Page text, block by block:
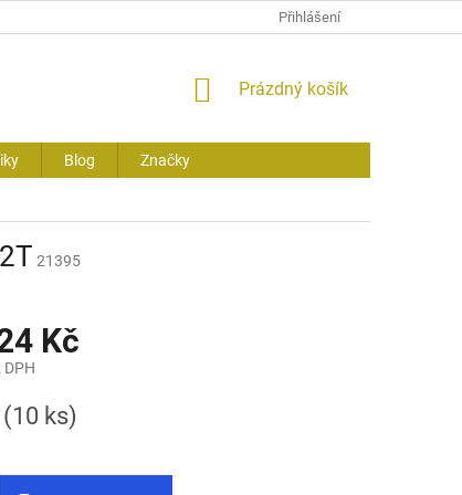
Přihlášení
NÁKUPNÍ
Prázdný košík
Blog Značky
21395
Kč
DPH
(10 ks)